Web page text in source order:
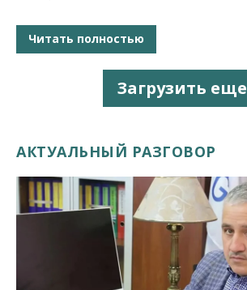
Читать полностью
Загрузить еще
АКТУАЛЬНЫЙ РАЗГОВОР